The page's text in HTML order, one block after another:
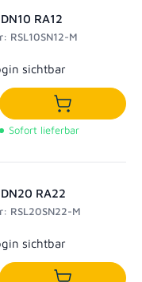
RA12
RSL10SN12-M
sichtbar
In den
Sofort lieferbar
RA22
RSL20SN22-M
sichtbar